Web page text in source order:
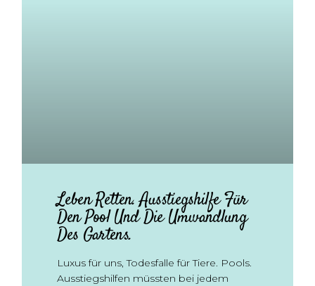
Leben Retten. Ausstiegshilfe Für
Den Pool Und Die Umwandlung
Des Gartens.
Luxus für uns, Todesfalle für Tiere. Pools.
Ausstiegshilfen müssten bei jedem